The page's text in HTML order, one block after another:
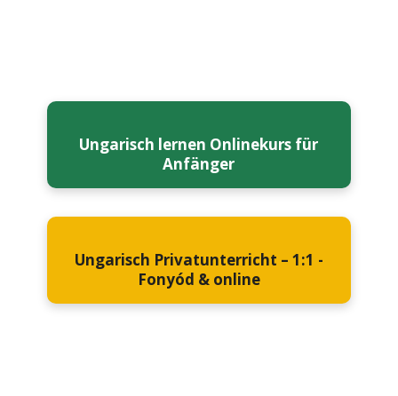
Ungarisch lernen Onlinekurs für
Anfänger
Ungarisch Privatunterricht – 1:1 -
Fonyód & online